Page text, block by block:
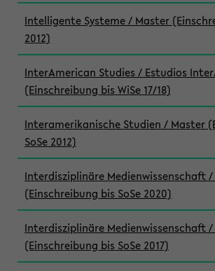
Intelligente Systeme / Master
2012)
InterAmerican Studies / Estudios
(Einschreibung bis WiSe 17/18)
Interamerikanische Studien / Master
SoSe 2012)
Interdisziplinäre Medienwissenschaft /
(Einschreibung bis SoSe 2020)
Interdisziplinäre Medienwissenschaft /
(Einschreibung bis SoSe 2017)